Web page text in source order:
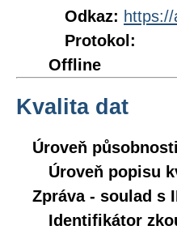
Odkaz:
Protokol:
Offline
Kvalita dat
Úroveň působnosti
Úroveň popisu
Zpráva - soulad s
Identifikátor